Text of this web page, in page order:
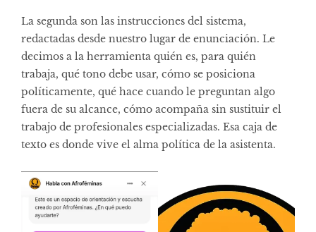
La segunda son las instrucciones del sistema,
redactadas desde nuestro lugar de enunciación. Le
decimos a la herramienta quién es, para quién
trabaja, qué tono debe usar, cómo se posiciona
políticamente, qué hace cuando le preguntan algo
fuera de su alcance, cómo acompaña sin sustituir el
trabajo de profesionales especializadas. Esa caja de
texto es donde vive el alma política de la asistenta.